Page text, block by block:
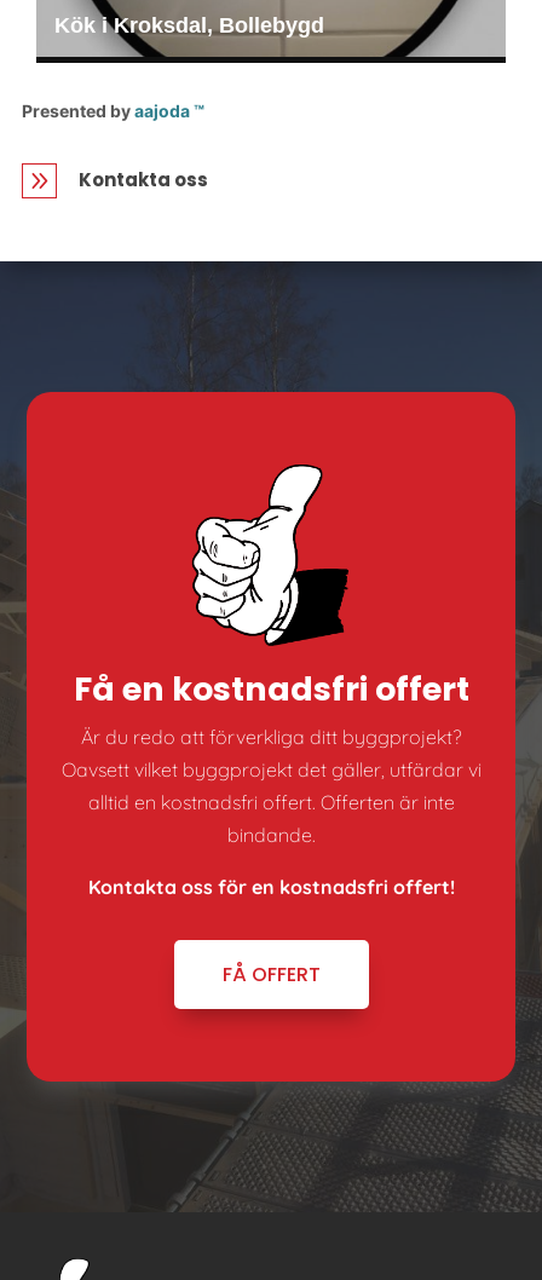
Kök i Kroksdal, Bollebygd
Presented byaajoda ™
9 Kontakta oss
Få en kostnadsfri offert
Är du redo att förverkliga ditt byggprojekt?
Oavsett vilket byggprojekt det gäller, utfärdar vi
alltid en kostnadsfri offert. Offerten är inte
bindande.
Kontakta oss för en kostnadsfri offert!
FÅ OFFERT